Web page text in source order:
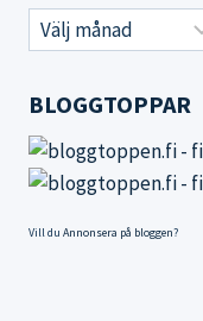
Gamla
inlägg
BLOGGTOPPAR
Vill du Annonsera på bloggen?